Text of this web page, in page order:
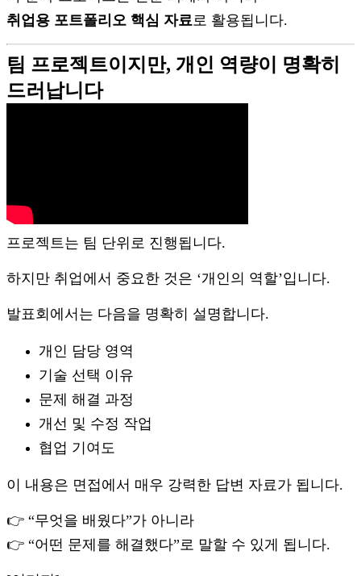
취업용 포트폴리오 핵심 자료 로 활용됩니다.
팀 프로젝트이지만, 개인 역량이 명확히
드러납니다
프로젝트는 팀 단위로 진행됩니다.
하지만 취업에서 중요한 것은 ‘개인의 역할’입니다.
발표회에서는 다음을 명확히 설명합니다.
개인 담당 영역
기술 선택 이유
문제 해결 과정
개선 및 수정 작업
협업 기여도
이 내용은 면접에서 매우 강력한 답변 자료가 됩니다.
👉 “무엇을 배웠다”가 아니라
👉 “어떤 문제를 해결했다”로 말할 수 있게 됩니다.